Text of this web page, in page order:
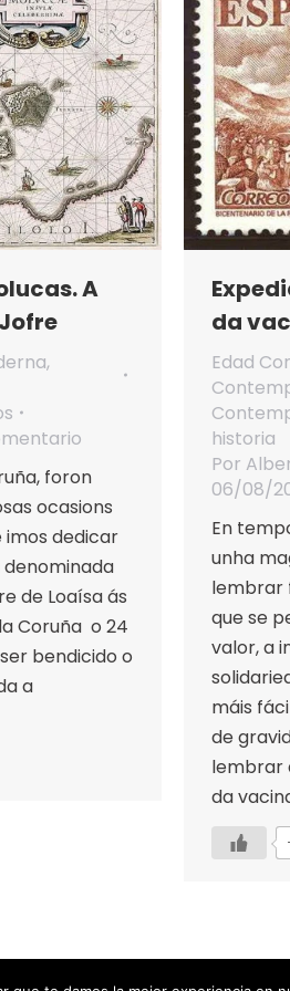
A
,
foron
ocasions
imos dedicar
de Loaísa ás
Coruña o 24
bendicido o
a
da
Edad
historia
Por
06/08/
En
unha
lembrar
que se
valor, a
máis
de
lembrar
da